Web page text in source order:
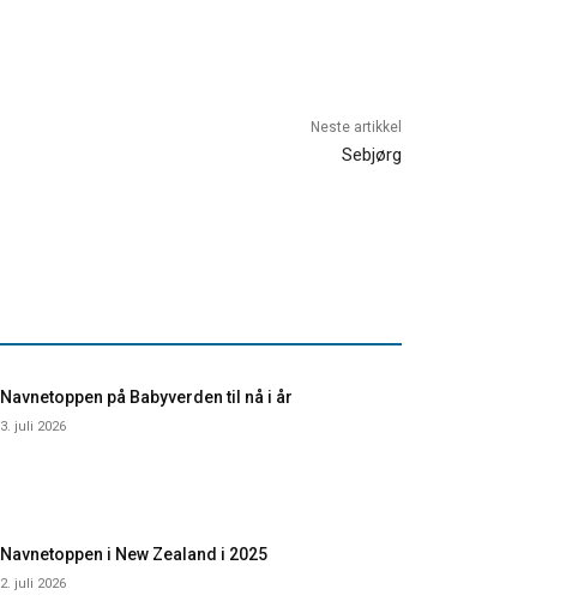
Neste artikkel
Sebjørg
Navnetoppen på Babyverden til nå i år
3. juli 2026
Navnetoppen i New Zealand i 2025
2. juli 2026